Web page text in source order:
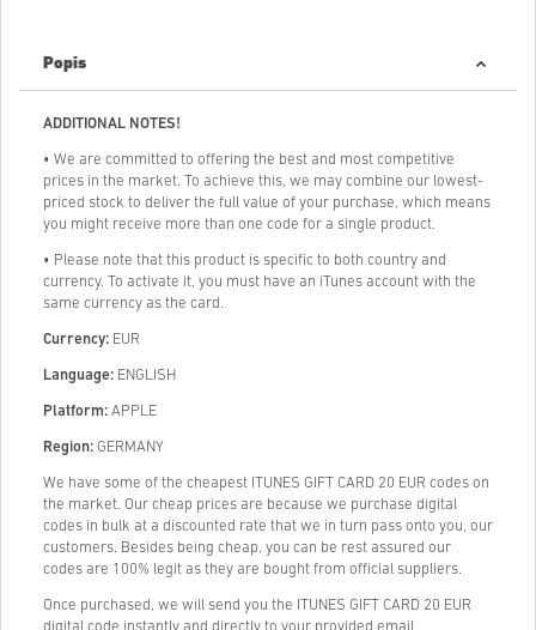
Popis
ADDITIONAL NOTES!
• We are committed to offering the best and most competitive
prices in the market. To achieve this, we may combine our lowest-
priced stock to deliver the full value of your purchase, which means
you might receive more than one code for a single product.
• Please note that this product is specific to both country and
currency. To activate it, you must have an iTunes account with the
same currency as the card.
Currency: EUR
Language: ENGLISH
Platform: APPLE
Region: GERMANY
We have some of the cheapest ITUNES GIFT CARD 20 EUR codes on
the market. Our cheap prices are because we purchase digital
codes in bulk at a discounted rate that we in turn pass onto you, our
customers. Besides being cheap, you can be rest assured our
codes are 100% legit as they are bought from official suppliers.
Once purchased, we will send you the ITUNES GIFT CARD 20 EUR
digital code instantly and directly to your provided email